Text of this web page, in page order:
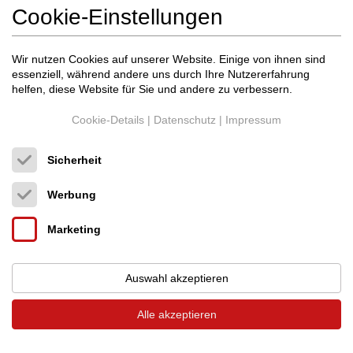
49 €
Cookie-Einstellungen
Wir nutzen Cookies auf unserer Website. Einige von ihnen sind
essenziell, während andere uns durch Ihre Nutzererfahrung
helfen, diese Website für Sie und andere zu verbessern.
Cookie-Details | Datenschutz | Impressum
Sicherheit
Werbung
Marketing
Auswahl akzeptieren
Alle akzeptieren